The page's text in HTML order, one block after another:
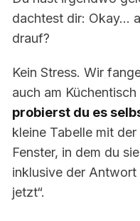
dachtest dir: Okay…
drauf?
Kein Stress. Wir
auch am
probierst du es
kleine Tabelle mit
Fenster, in dem du
inklusive der Antwort
jetzt“.